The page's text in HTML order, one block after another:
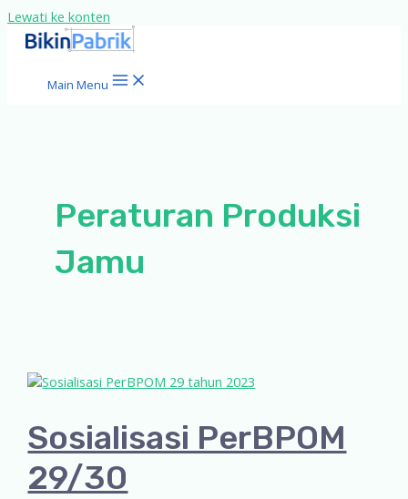
Lewati ke konten
Main Menu
Peraturan Produksi
Jamu
Sosialisasi PerBPOM
29/30